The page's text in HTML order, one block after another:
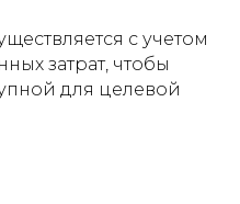
с учетом
затрат, чтобы
для целевой